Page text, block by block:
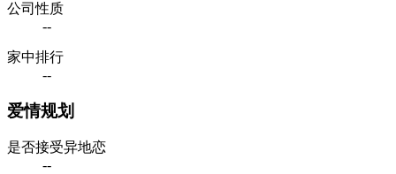
公司性质
--
家中排行
--
爱情规划
是否接受异地恋
--